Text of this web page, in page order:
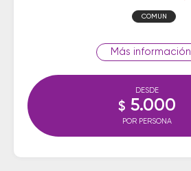
COMUN
información
DESDE
$ 5.000
POR PERSONA